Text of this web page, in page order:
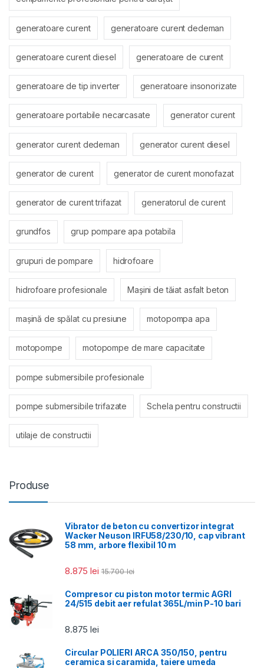
generatoare curent generatoare curent dedeman
generatoare curent diesel generatoare de curent
generatoare de tip inverter generatoare insonorizate
generatoare portabile necarcasate generator curent
generator curent dedeman generator curent diesel
generator de curent generator de curent monofazat
generator de curent trifazat generatorul de curent
grundfos grup pompare apa potabila
grupuri de pompare hidrofoare
hidrofoare profesionale Mașini de tăiat asfalt beton
mașină de spălat cu presiune motopompa apa
motopompe motopompe de mare capacitate
pompe submersibile profesionale
pompe submersibile trifazate Schela pentru constructii
utilaje de constructii
Produse
Vibrator de beton cu convertizor integrat
Wacker Neuson IRFU58/230/10, cap vibrant
58 mm, arbore flexibil 10 m
8.875lei 15.700lei
Compresor cu piston motor termic AGRI
24/515 debit aer refulat 365L/min P-10 bari
8.875lei
Circular POLIERI ARCA 350/150, pentru
ceramica si caramida, taiere umeda